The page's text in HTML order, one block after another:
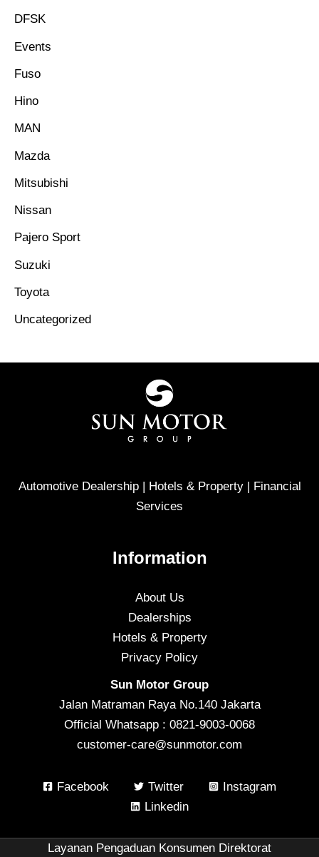
DFSK
Events
Fuso
Hino
MAN
Mazda
Mitsubishi
Nissan
Pajero Sport
Suzuki
Toyota
Uncategorized
Automotive Dealership | Hotels & Property | Financial
Services
Information
About Us
Dealerships
Hotels & Property
Privacy Policy
Sun Motor Group
Jalan Matraman Raya No.140 Jakarta
Official Whatsapp : 0821-9003-0068
customer-care@sunmotor.com
Facebook Twitter
Instagram
Linkedin
Layanan Pengaduan Konsumen Direktorat